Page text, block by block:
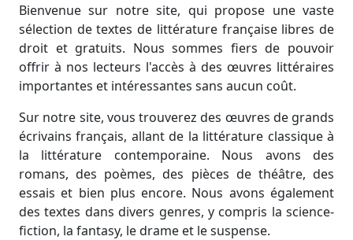
Bienvenue sur notre site, qui propose une vaste
sélection de textes de littérature française libres de
droit et gratuits. Nous sommes fiers de pouvoir
offrir à nos lecteurs l'accès à des œuvres littéraires
importantes et intéressantes sans aucun coût.
Sur notre site, vous trouverez des œuvres de grands
écrivains français, allant de la littérature classique à
la littérature contemporaine. Nous avons des
romans, des poèmes, des pièces de théâtre, des
essais et bien plus encore. Nous avons également
des textes dans divers genres, y compris la science-
fiction, la fantasy, le drame et le suspense.